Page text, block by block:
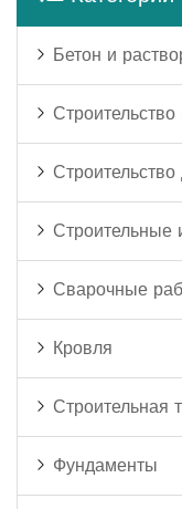
Бетон и
Строительные
Сварочные
Кровля
Строительная
Фундаменты